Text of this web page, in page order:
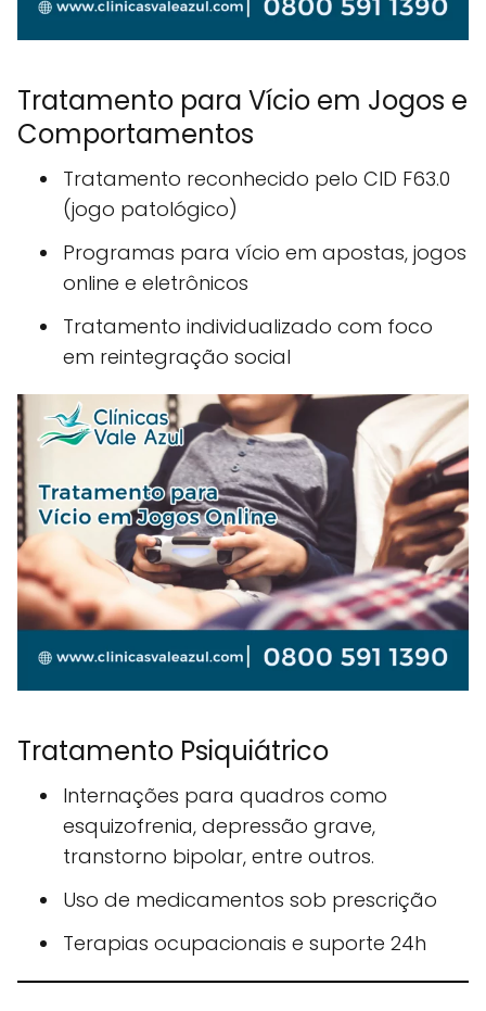
Tratamento para Vício em Jogos e
Comportamentos
Tratamento reconhecido pelo CID F63.0
(jogo patológico)
Programas para vício em apostas, jogos
online e eletrônicos
Tratamento individualizado com foco
em reintegração social
Tratamento Psiquiátrico
Internações para quadros como
esquizofrenia, depressão grave,
transtorno bipolar, entre outros.
Uso de medicamentos sob prescrição
Terapias ocupacionais e suporte 24h